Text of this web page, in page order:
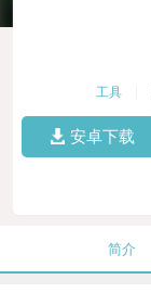
工具
安卓下载
简介